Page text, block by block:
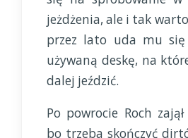
jeżdżenia, ale i tak
przez lato uda mu się
używaną deskę, na
dalej jeździć.
Po powrocie Roch
bo trzeba skończyć